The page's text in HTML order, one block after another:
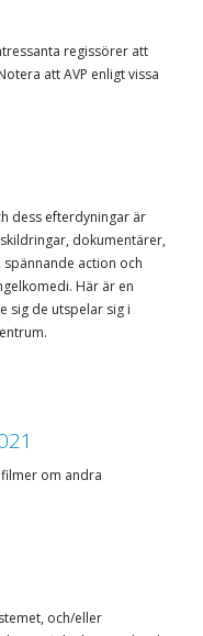
regissörer att
att AVP enligt vissa
dess efterdyningar är
dokumentärer,
action och
Här är en
sig de utspelar sig i
om andra
och/eller